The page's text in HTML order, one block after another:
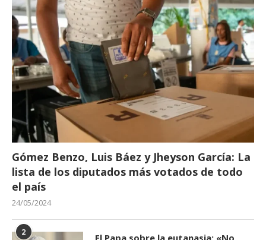
lista de los diputados más votados de todo
el país
24/05/2024
2